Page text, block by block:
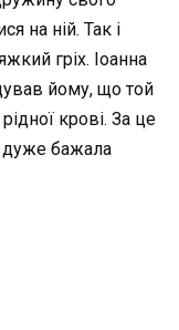
на ній. Так і
гріх. Іоанна
йому, що той
крові. За це
дуже бажала